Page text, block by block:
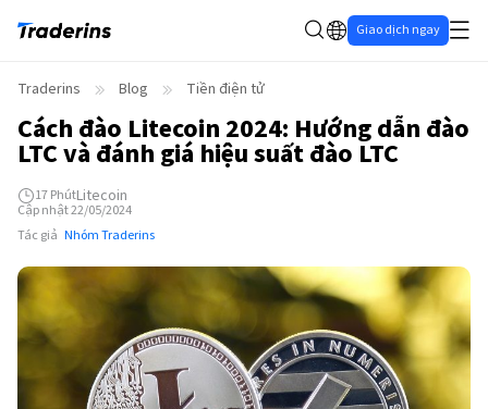
Giao dịch ngay
Traderins Blog Tiền điện tử
Cách đào Litecoin 2024: Hướng dẫn đào
LTC và đánh giá hiệu suất đào LTC
17PhútLitecoin
Cập nhật 22/05/2024
Tác giả Nhóm Traderins